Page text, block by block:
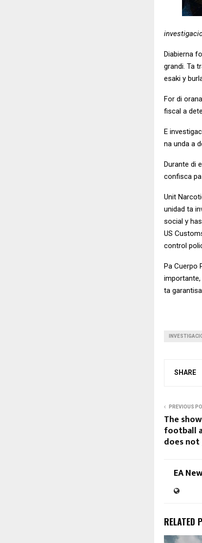
Diabierna
grandi. Ta
esaki y
For di
fiscal a
E
na unda a
Durante di
confisca
Unit
unidad ta
social y
US
control
Pa Cuerpo
ta
SHARE
PREVIOUS
The
football
does
EA
RELATED